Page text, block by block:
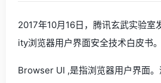
2017年10月16日，腾讯玄武实验
ity浏览器用户界面安全技术白皮书。
Browser UI ,是指浏览器用户界面